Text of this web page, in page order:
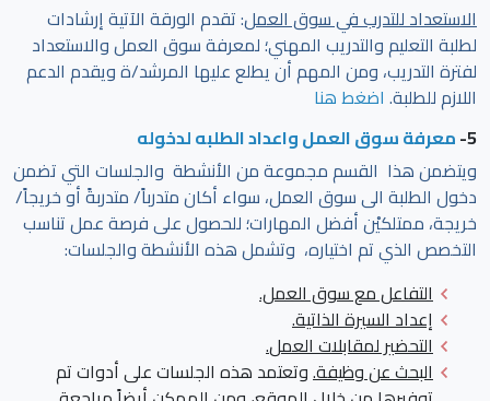
الاستعداد للتدرب في سوق العمل: تقدم الورقة الآتية إرشادات
لطلبة التعليم والتدريب المهني؛ لمعرفة سوق العمل والاستعداد
لفترة التدريب، ومن المهم أن يطلع عليها المرشد/ة ويقدم الدعم
اللازم للطلبة. اضغط هنا
5- معرفة سوق العمل واعداد الطلبه لدخوله
ويتضمن هذا القسم مجموعة من الأنشطة والجلسات التي تضمن
دخول الطلبة الى سوق العمل، سواء أكان متدرباً/ متدربةً أو خريجاً/
خريجة، ممتلكيْن أفضل المهارات؛ للحصول على فرصة عمل تناسب
التخصص الذي تم اختياره، وتشمل هذه الأنشطة والجلسات:
التفاعل مع سوق العمل.
إعداد السيرة الذاتية.
التحضير لمقابلات العمل.
البحث عن وظيفة.وتعتمد هذه الجلسات على أدوات تم